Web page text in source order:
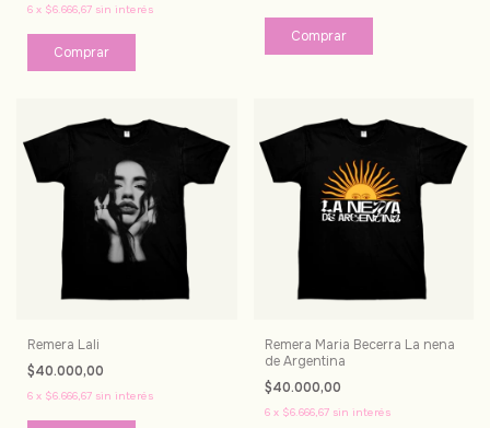
6 x $6.666,67 sin interés
Comprar
Comprar
Remera Lali
$40.000,00
6 x $6.666,67 sin interés
Remera Maria Becerra La nena
de Argentina
$40.000,00
6 x $6.666,67 sin interés